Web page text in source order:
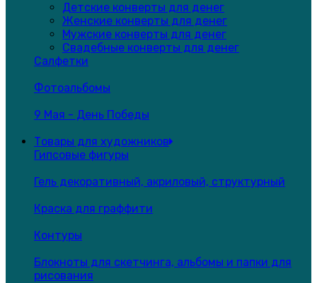
Детские конверты для денег
Женские конверты для денег
Мужские конверты для денег
Свадебные конверты для денег
Салфетки
Фотоальбомы
9 Мая - День Победы
Товары для художников
Гипсовые фигуры
Гель декоративный, акриловый, структурный
Краска для граффити
Контуры
Блокноты для скетчинга, альбомы и папки для
рисования